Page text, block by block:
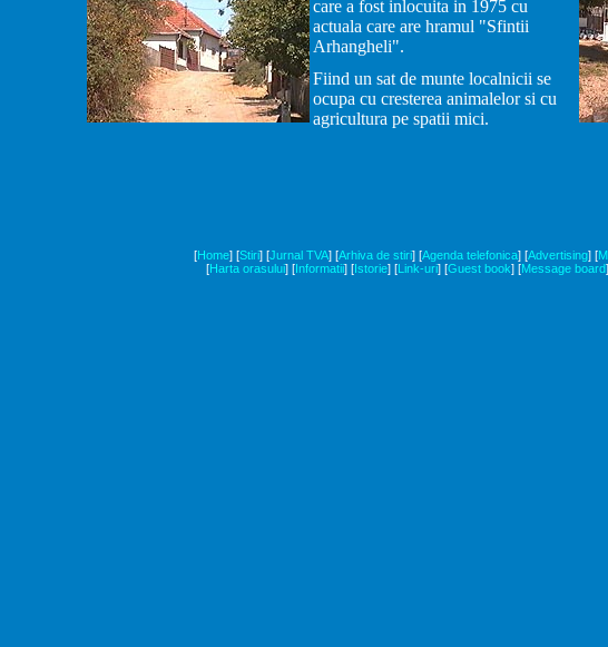
care a fost inlocuita in 1975 cu
actuala care are hramul "Sfintii
Arhangheli".
Fiind un sat de munte localnicii se
ocupa cu cresterea animalelor si cu
agricultura pe spatii mici.
[Home] [Stiri] [Jurnal TVA] [Arhiva de stiri] [Agenda telefonica] [Advertising] [
[Harta orasului] [Informatii] [Istorie] [Link-uri] [Guest book] [Message board]